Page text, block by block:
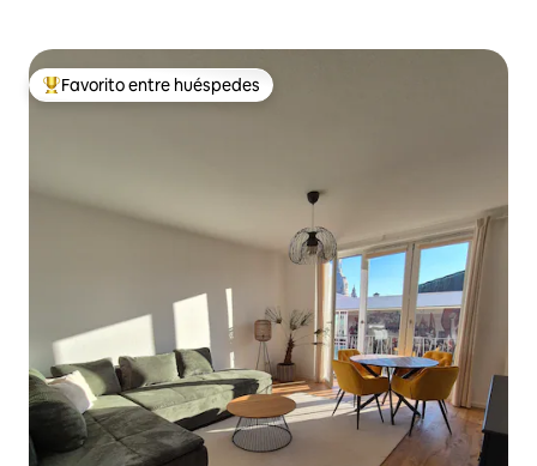
De los mejores en Favorito entre huéspedes
Favorito entre huéspedes